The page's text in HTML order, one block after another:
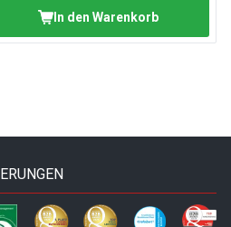
In den Warenkorb